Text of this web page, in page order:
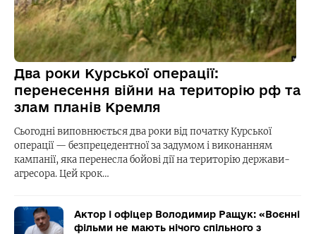
Два роки Курської операції:
перенесення війни на територію рф та
злам планів Кремля
Сьогодні виповнюється два роки від початку Курської
операції — безпрецедентної за задумом і виконанням
кампанії, яка перенесла бойові дії на територію держави-
агресора. Цей крок…
Актор і офіцер Володимир Ращук: «Воєнні
фільми не мають нічого спільного з